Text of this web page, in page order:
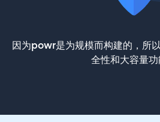
因为powr是为规模而构建的，所
全性和大容量功